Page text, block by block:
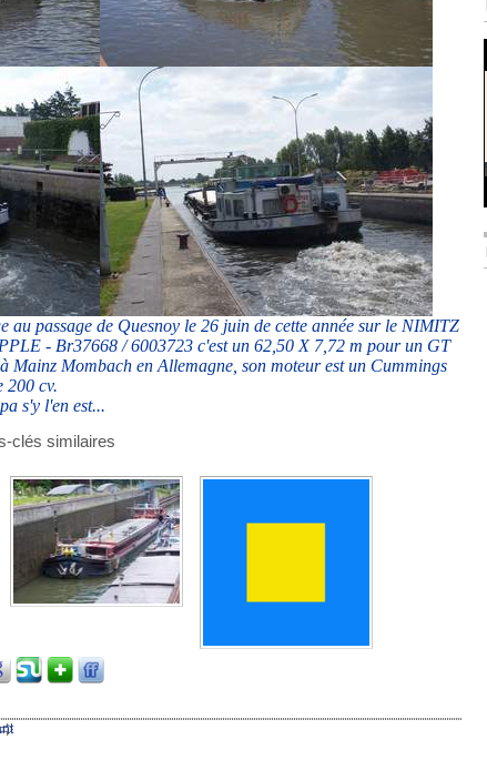
au passage de Quesnoy le 26 juin de cette année sur le NIMITZ
- Br37668 / 6003723 c'est un 62,50 X 7,72 m pour un GT
Mainz Mombach en Allemagne, son moteur est un Cummings
200 cv.
s'y l'en est...
clés similaires